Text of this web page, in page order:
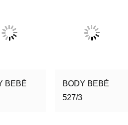
BEBÉ
BODY BEBÉ
527/3